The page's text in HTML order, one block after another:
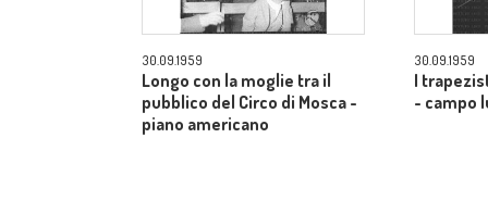
30.09.1959
Longo con la moglie tra il
pubblico del Circo di Mosca -
piano americano
30.09.1959
I
- campo